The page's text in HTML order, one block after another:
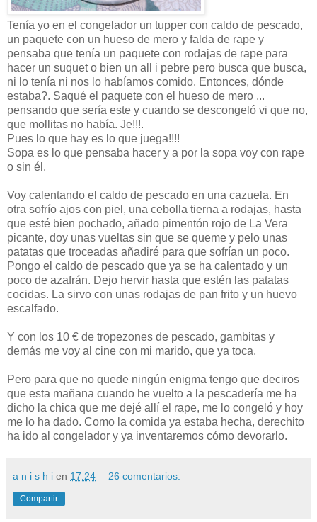
Tenía yo en el congelador un tupper con caldo de pescado,
un paquete con un hueso de mero y falda de rape y
pensaba que tenía un paquete con rodajas de rape para
hacer un suquet o bien un all i pebre pero busca que busca,
ni lo tenía ni nos lo habíamos comido. Entonces, dónde
estaba?. Saqué el paquete con el hueso de mero ...
pensando que sería este y cuando se descongeló vi que no,
que mollitas no había. Je!!!.
Pues lo que hay es lo que juega!!!!
Sopa es lo que pensaba hacer y a por la sopa voy con rape
o sin él.
Voy calentando el caldo de pescado en una cazuela. En
otra sofrío ajos con piel, una cebolla tierna a rodajas, hasta
que esté bien pochado, añado pimentón rojo de La Vera
picante, doy unas vueltas sin que se queme y pelo unas
patatas que troceadas añadiré para que sofrían un poco.
Pongo el caldo de pescado que ya se ha calentado y un
poco de azafrán. Dejo hervir hasta que estén las patatas
cocidas. La sirvo con unas rodajas de pan frito y un huevo
escalfado.
Y con los 10 € de tropezones de pescado, gambitas y
demás me voy al cine con mi marido, que ya toca.
Pero para que no quede ningún enigma tengo que deciros
que esta mañana cuando he vuelto a la pescadería me ha
dicho la chica que me dejé allí el rape, me lo congeló y hoy
me lo ha dado. Como la comida ya estaba hecha, derechito
ha ido al congelador y ya inventaremos cómo devorarlo.
a n i s h i en 17:24 26 comentarios:
Compartir